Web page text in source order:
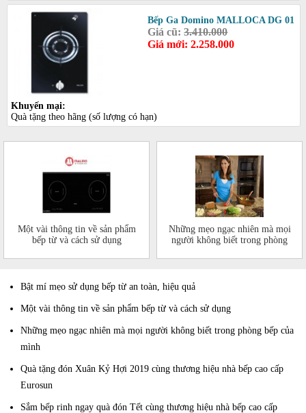
Bếp Ga Domino MALLOCA DG 01
Giá cũ:3.410.000
Giá mới: 2.258.000
Khuyến mại:
Quà tặng theo hãng (số lượng có hạn)
Một vài thông tin về sản phẩm
bếp từ và cách sử dụng
Những mẹo ngạc nhiên mà mọi
người không biết trong phòng
Bật mí mẹo sử dụng bếp từ an toàn, hiệu quả
Một vài thông tin về sản phẩm bếp từ và cách sử dụng
Những mẹo ngạc nhiên mà mọi người không biết trong phòng bếp của
mình
Quà tặng đón Xuân Kỷ Hợi 2019 cùng thương hiệu nhà bếp cao cấp
Eurosun
Sắm bếp rinh ngay quà đón Tết cùng thương hiệu nhà bếp cao cấp